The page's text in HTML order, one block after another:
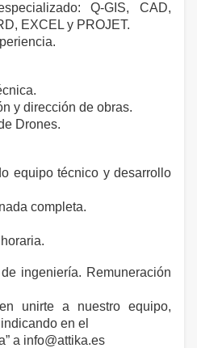
Q-GIS, CAD,
EXCEL y PROJET.
y dirección de obras.
Drones.
equipo técnico y desarrollo
completa.
ingeniería. Remuneración
unirte a nuestro equipo,
en el
a info@attika.es